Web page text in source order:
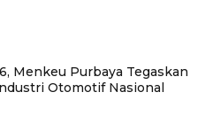
Menkeu Purbaya Tegaskan
Otomotif Nasional